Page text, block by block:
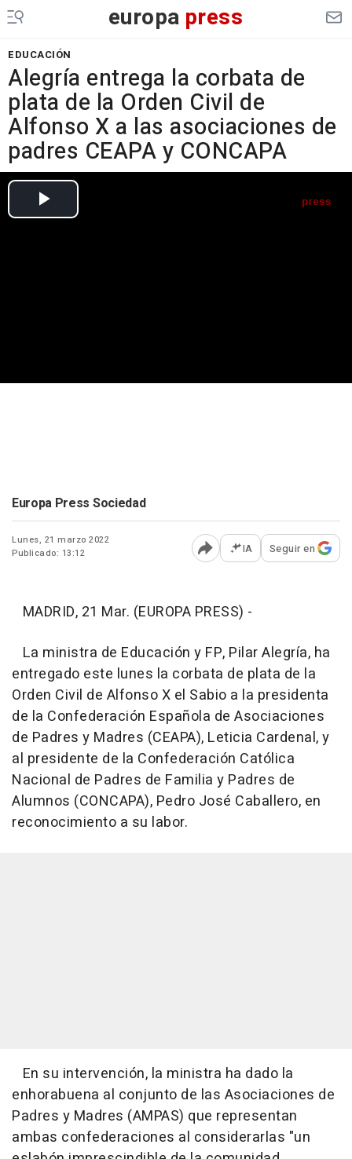
europa press
EDUCACIÓN
Alegría entrega la corbata de
plata de la Orden Civil de
Alfonso X a las asociaciones de
padres CEAPA y CONCAPA
Europa Press Sociedad
Lunes, 21 marzo 2022
Publicado: 13:12
Abrir opciones para
IA Seguir en
MADRID, 21 Mar. (EUROPA PRESS) -
La ministra de Educación y FP, Pilar Alegría, ha
entregado este lunes la corbata de plata de la
Orden Civil de Alfonso X el Sabio a la presidenta
de la Confederación Española de Asociaciones
de Padres y Madres (CEAPA), Leticia Cardenal, y
al presidente de la Confederación Católica
Nacional de Padres de Familia y Padres de
Alumnos (CONCAPA), Pedro José Caballero, en
reconocimiento a su labor.
En su intervención, la ministra ha dado la
enhorabuena al conjunto de las Asociaciones de
Padres y Madres (AMPAS) que representan
ambas confederaciones al considerarlas "un